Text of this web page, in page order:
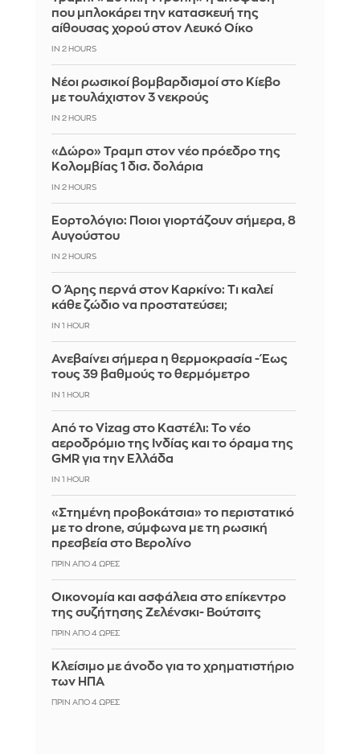
που μπλοκάρει την κατασκευή της
αίθουσας χορού στον Λευκό Οίκο
IN 2 HOURS
Νέοι ρωσικοί βομβαρδισμοί στο Κίεβο
με τουλάχιστον 3 νεκρούς
IN 2 HOURS
«Δώρο» Τραμπ στον νέο πρόεδρο της
Κολομβίας 1 δισ. δολάρια
IN 2 HOURS
Εορτολόγιο: Ποιοι γιορτάζουν σήμερα, 8
Αυγούστου
IN 2 HOURS
Ο Άρης περνά στον Καρκίνο: Τι καλεί
κάθε ζώδιο να προστατεύσει;
IN 1 HOUR
Ανεβαίνει σήμερα η θερμοκρασία - Έως
τους 39 βαθμούς το θερμόμετρο
IN 1 HOUR
Από το Vizag στο Καστέλι: Το νέο
αεροδρόμιο της Ινδίας και το όραμα της
GMR για την Ελλάδα
IN 1 HOUR
«Στημένη προβοκάτσια» το περιστατικό
με το drone, σύμφωνα με τη ρωσική
πρεσβεία στο Βερολίνο
ΠΡΙΝ ΑΠΌ 4 ΏΡΕΣ
Οικονομία και ασφάλεια στο επίκεντρο
της συζήτησης Ζελένσκι- Βούτσιτς
ΠΡΙΝ ΑΠΌ 4 ΏΡΕΣ
Κλείσιμο με άνοδο για το χρηματιστήριο
των ΗΠΑ
ΠΡΙΝ ΑΠΌ 4 ΏΡΕΣ